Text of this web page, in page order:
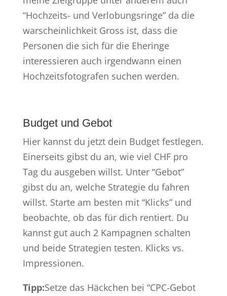
“Hochzeits- und Verlobungsringe” da die
warscheinlichkeit Gross ist, dass die
Personen die sich für die Eheringe
interessieren auch irgendwann einen
Hochzeitsfotografen suchen werden.
Budget und Gebot
Hier kannst du jetzt dein Budget festlegen.
Einerseits gibst du an, wie viel CHF pro
Tag du ausgeben willst. Unter “Gebot”
gibst du an, welche Strategie du fahren
willst. Starte am besten mit “Klicks” und
beobachte, ob das für dich rentiert. Du
kannst gut auch 2 Kampagnen schalten
und beide Strategien testen. Klicks vs.
Impressionen.
Tipp:Setze das Häckchen bei “CPC-Gebot